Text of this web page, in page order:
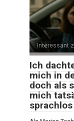
Interessant
Ich
mich in
doch als
mich
sprachlos